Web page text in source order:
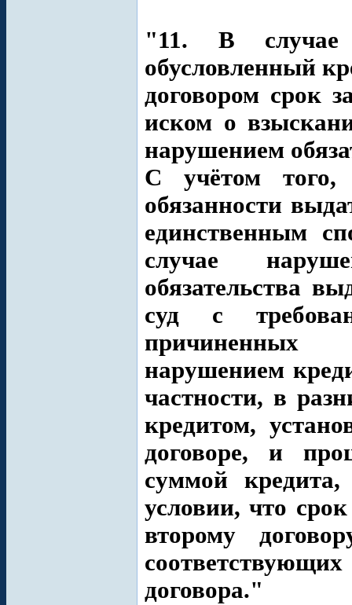
"11. В
обусловленный
договором срок
иском о
нарушением
С учётом того,
обязанности
единственным
случае
обязательства
суд с
причиненных
нарушением
частности, в
кредитом,
договоре, и
суммой
условии, что
второму
договора."